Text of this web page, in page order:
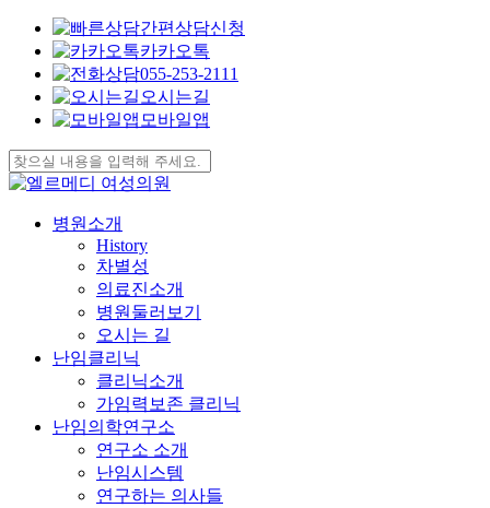
간편상담신청
카카오톡
055-253-2111
오시는길
모바일앱
Skip
to
main
content
Close
search
Menu
병원소개
History
차별성
의료진소개
병원둘러보기
오시는 길
난임클리닉
클리닉소개
가임력보존 클리닉
난임의학연구소
연구소 소개
난임시스템
연구하는 의사들